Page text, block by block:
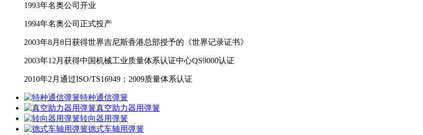
1993年名奥公司开业
1994年名奥公司正式投产
2003年8月8日获得世界吉尼斯香港总部授予的《世界记录证书》
2003年12月获得中国机械工业质量体系认证中心QS9000认证
2010年2月通过ISO/TS16949：2009质量体系认证
特种通信弹簧
真空助力器用弹簧
转向器用弹簧
德式车轴用弹簧